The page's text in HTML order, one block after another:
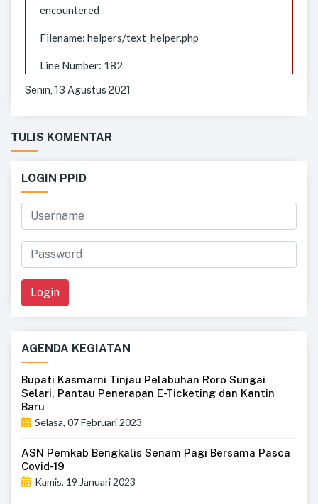
encountered
Filename: helpers/text_helper.php
Line Number: 182
Senin, 13 Agustus 2021
TULIS KOMENTAR
LOGIN PPID
Login
AGENDA KEGIATAN
Bupati Kasmarni Tinjau Pelabuhan Roro Sungai
Selari, Pantau Penerapan E-Ticketing dan Kantin
Baru
Selasa, 07 Februari 2023
ASN Pemkab Bengkalis Senam Pagi Bersama Pasca
Covid-19
Kamis, 19 Januari 2023